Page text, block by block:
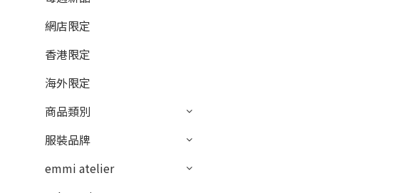
網店限定
香港限定
海外限定
商品類別
服裝品牌
emmi atelier